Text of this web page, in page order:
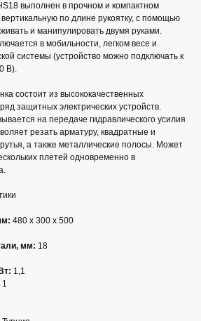
выполнен в прочном и компактном
по длине рукоятку, с помощью
и манипулировать двумя руками.
в мобильности, легком весе и
системы (устройство можно подключать к
В).
состоит из высококачественных
защитных электрических устройств.
на передаче гидравлического усилия
резать арматуру, квадратные и
а также металлические полосы. Может
плетей одновременно в
480 х 300 х 500
мм: 18
1,1
1